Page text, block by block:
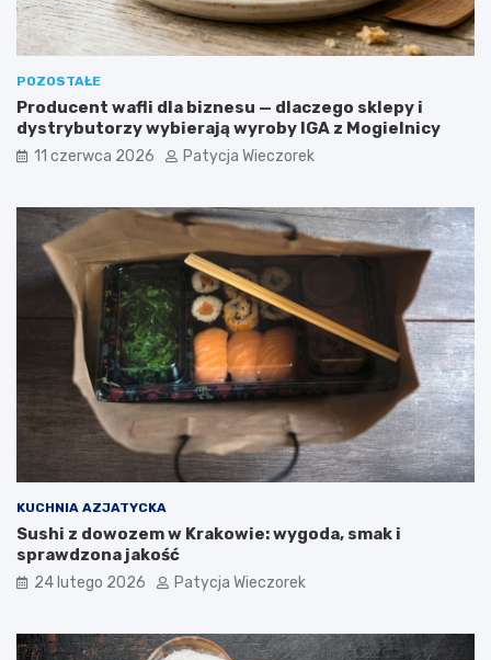
POZOSTAŁE
Producent wafli dla biznesu — dlaczego sklepy i
dystrybutorzy wybierają wyroby IGA z Mogielnicy
11 czerwca 2026 Patycja Wieczorek
KUCHNIA AZJATYCKA
Sushi z dowozem w Krakowie: wygoda, smak i
sprawdzona jakość
24 lutego 2026 Patycja Wieczorek